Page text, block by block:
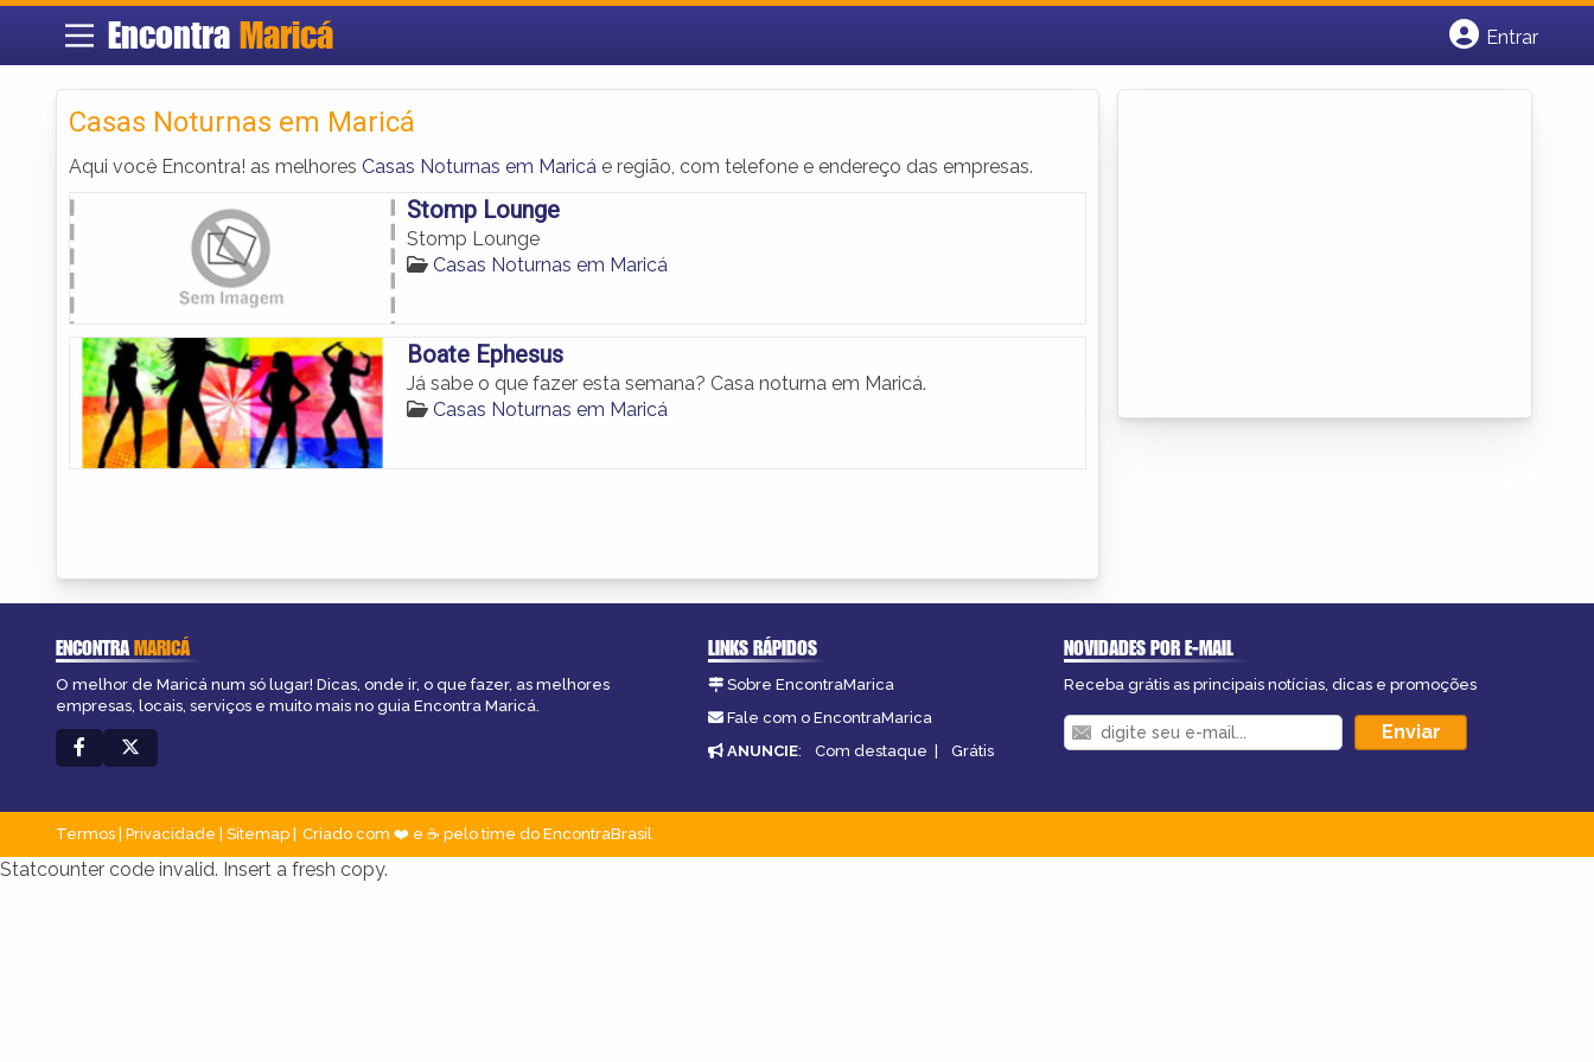
Encontra Maricá
Entrar
Casas Noturnas em Maricá
Aqui você Encontra! as melhores Casas Noturnas em Maricá e região, com telefone e endereço das empresas.
Stomp Lounge
Stomp Lounge
Casas Noturnas em Maricá
Boate Ephesus
Já sabe o que fazer esta semana? Casa noturna em Maricá.
Casas Noturnas em Maricá
ENCONTRAMARICÁ
O melhor de Maricá num só lugar! Dicas, onde ir, o que fazer, as melhores
empresas, locais, serviços e muito mais no guia Encontra Maricá.
LINKS RÁPIDOS
Sobre EncontraMarica
Fale com o EncontraMarica
ANUNCIE: Com destaque | Grátis
NOVIDADES POR E-MAIL
Receba grátis as principais notícias, dicas e promoções
Termos Privacidade Sitemap Criado com ❤️ e ☕ pelo time do EncontraBrasil
Statcounter code invalid. Insert a fresh copy.